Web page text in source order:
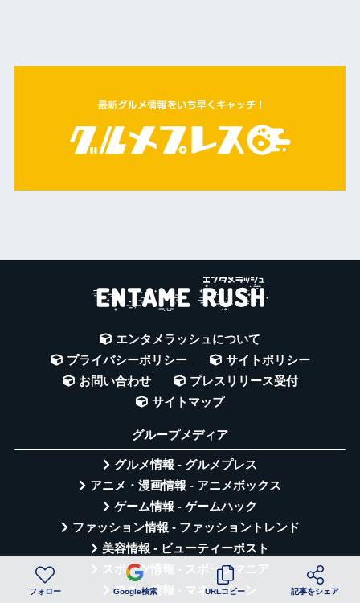
エンタメラッシュについて
プライバシーポリシー
サイトポリシー
お問い合わせ
プレスリリース受付
サイトマップ
グループメディア
グルメ情報 - グルメプレス
アニメ・漫画情報 - アニメボックス
ゲーム情報 - ゲームハック
ファッション情報 - ファッショントレンド
美容情報 - ビューティーポスト
スポーツ情報 - スポーツマニア
マネー情報 - マネーゾーン
フォロー Google検索 URLコピー 記事をシェア